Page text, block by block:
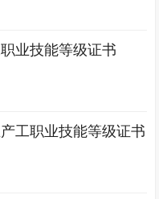
业技能等级证书
工职业技能等级证书